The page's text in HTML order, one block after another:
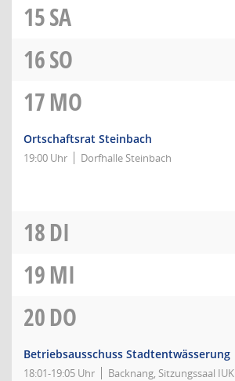
15SA
16SO
17MO
Ortschaftsrat Steinbach
19:00 Uhr Dorfhalle Steinbach
18DI
19MI
20DO
Betriebsausschuss Stadtentwässerung
18:01-19:05 Uhr Backnang, Sitzungssaal IUK